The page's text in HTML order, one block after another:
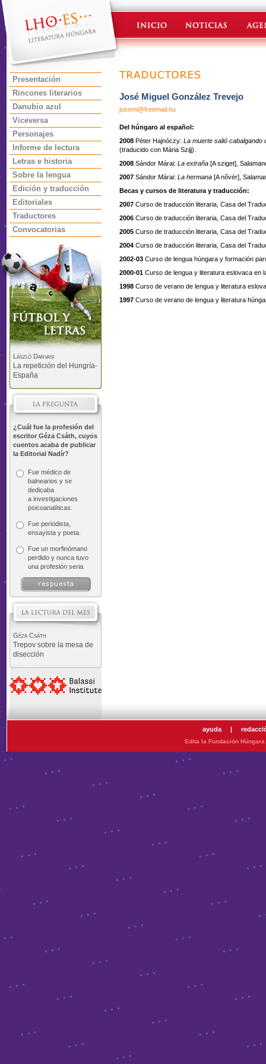
Presentación
Rincones literarios
Danubio azul
Viceversa
Personajes
Informe de lectura
Letras e historia
Sobre la lengua
Edición y traducción
Editoriales
Traductores
Convocatorias
László Darvasi
La repetición del Hungría-
España
¿Cuál fue la profesión del
escritor Géza Csáth, cuyos
cuentos acaba de publicar
la Editorial Nadír?
Fue médico de
balnearios y se
dedicaba
a investigaciones
psicoanalíticas.
Fue periodista,
ensayista y poeta.
Fue un morfinómano
perdido y nunca tuvo
una profesión seria.
Géza Csáth
Trepov sobre la mesa de
disección
José Miguel González Trevejo
josemi@freemail.hu
Del húngaro al español:
2008 Péter Hajnóczy: La muerte salió cabalgando
(traducido con Mária Szijj).
2008 Sándor Márai: La extraña [A sziget],
2007 Sándor Márai: La hermana [A nővér],
Becas y cursos de literatura y traducción:
2007 Curso de traducción literaria, Casa del
2006 Curso de traducción literaria, Casa del
2005 Curso de traducción literaria, Casa del
2004 Curso de traducción literaria, Casa del
2002-03 Curso de lengua húngara y formación
2000-01 Curso de lengua y literatura eslovaca en
1998 Curso de verano de lengua y literatura
1997 Curso de verano de lengua y literatura
ayuda |
Edita la Fundación